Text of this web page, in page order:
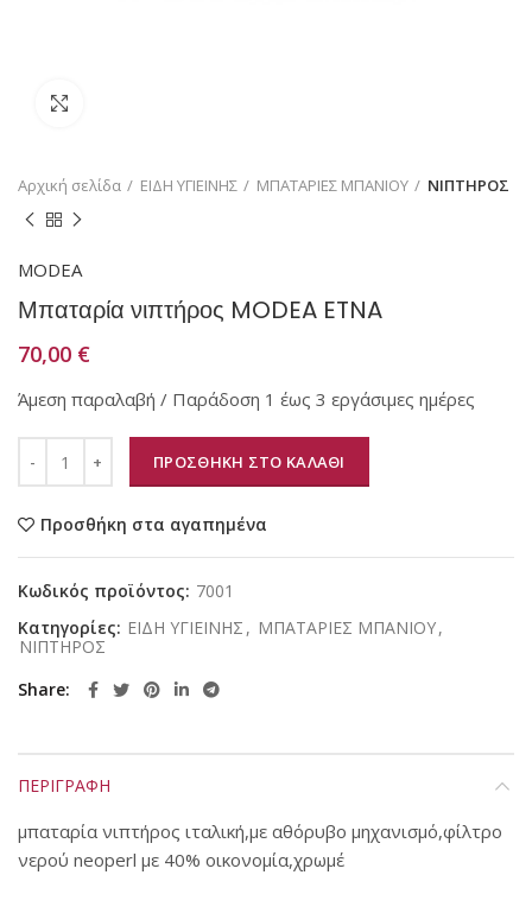
Αρχική σελίδα ΕΙΔΗ ΥΓΙΕΙΝΗΣ ΜΠΑΤΑΡΙΕΣ ΜΠΑΝΙΟΥ ΝΙΠΤΗΡΟΣ
MODEA
Μπαταρία νιπτήρος MODEA ETNA
70,00 €
Άμεση παραλαβή / Παράδοση 1 έως 3 εργάσιμες ημέρες
ΠΡΟΣΘΗΚΗ ΣΤΟ ΚΑΛΑΘΙ
Προσθήκη στα αγαπημένα
Κωδικός προϊόντος: 7001
Κατηγορίες: ΕΙΔΗ ΥΓΙΕΙΝΗΣ , ΜΠΑΤΑΡΙΕΣ ΜΠΑΝΙΟΥ,
ΝΙΠΤΗΡΟΣ
Share
ΠΕΡΙΓΡΑΦΗ
μπαταρία νιπτήρος ιταλική,με αθόρυβο μηχανισμό,φίλτρο
νερού neoperl με 40% οικονομία,χρωμέ